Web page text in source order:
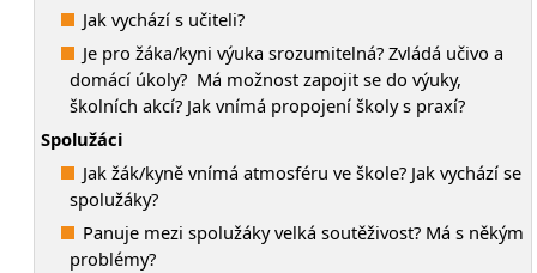
Jak vychází s učiteli?
Je pro žáka/kyni výuka srozumitelná? Zvládá učivo a
domácí úkoly? Má možnost zapojit se do výuky,
školních akcí? Jak vnímá propojení školy s praxí?
Spolužáci
Jak žák/kyně vnímá atmosféru ve škole? Jak vychází se
spolužáky?
Panuje mezi spolužáky velká soutěživost? Má s někým
problémy?